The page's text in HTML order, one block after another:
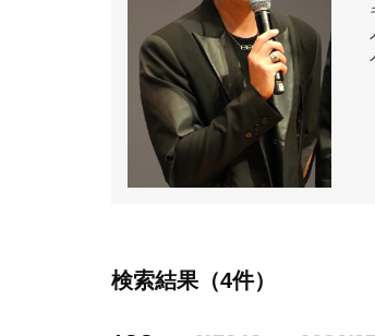
検索結果（4件）